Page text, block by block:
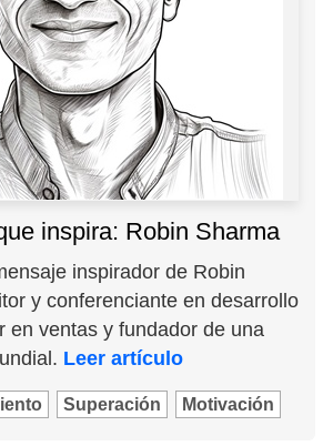
inspira: Robin Sharma
inspirador de Robin
y conferenciante en desarrollo
en ventas y fundador de una
Leer artículo
Superación Motivación